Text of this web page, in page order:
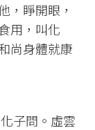
，睜開眼，
用，叫化
尚身體就康
子問。虛雲